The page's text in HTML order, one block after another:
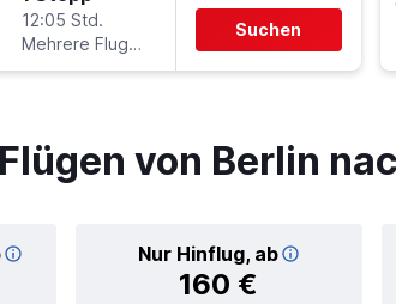
12:05 Std.
Mehrere Fluglinien
Suchen
von Berlin
Nur Hinflug, ab
160 €